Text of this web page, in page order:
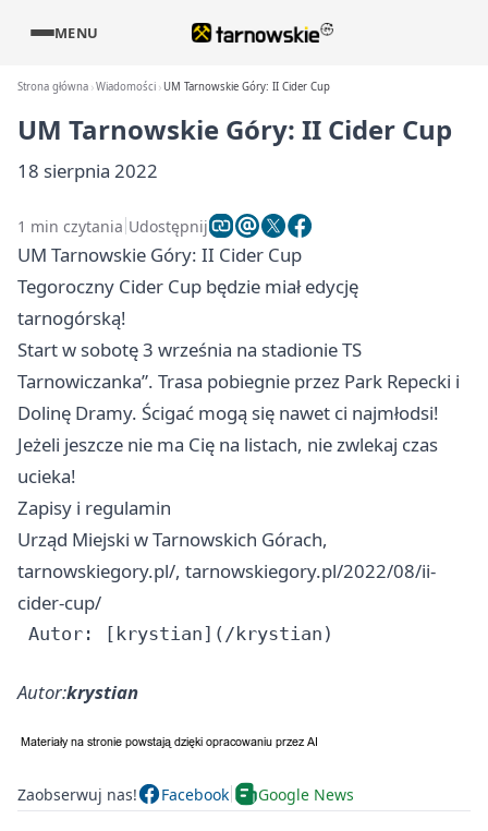
MENU
Strona główna Wiadomości UM Tarnowskie Góry: II Cider Cup
UM Tarnowskie Góry: II Cider Cup
18 sierpnia 2022
1 min czytania Udostępnij
UM Tarnowskie Góry: II Cider Cup
Tegoroczny Cider Cup będzie miał edycję
tarnogórską!
Start w sobotę 3 września na stadionie TS
Tarnowiczanka”. Trasa pobiegnie przez Park Repecki i
Dolinę Dramy. Ścigać mogą się nawet ci najmłodsi!
Jeżeli jeszcze nie ma Cię na listach, nie zwlekaj czas
ucieka!
Zapisy i regulamin
Urząd Miejski w Tarnowskich Górach,
tarnowskiegory.pl/, tarnowskiegory.pl/2022/08/ii-
cider-cup/
Autor:krystian
Zaobserwuj nas! Facebook Google News